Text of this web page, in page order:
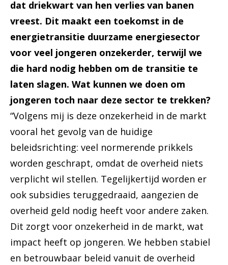
dat driekwart van hen verlies van banen
vreest. Dit maakt een toekomst in de
energietransitie duurzame energiesector
voor veel jongeren onzekerder, terwijl we
die hard nodig hebben om de transitie te
laten slagen. Wat kunnen we doen om
jongeren toch naar deze sector te trekken?
“Volgens mij is deze onzekerheid in de markt
vooral het gevolg van de huidige
beleidsrichting: veel normerende prikkels
worden geschrapt, omdat de overheid niets
verplicht wil stellen. Tegelijkertijd worden er
ook subsidies teruggedraaid, aangezien de
overheid geld nodig heeft voor andere zaken.
Dit zorgt voor onzekerheid in de markt, wat
impact heeft op jongeren. We hebben stabiel
en betrouwbaar beleid vanuit de overheid